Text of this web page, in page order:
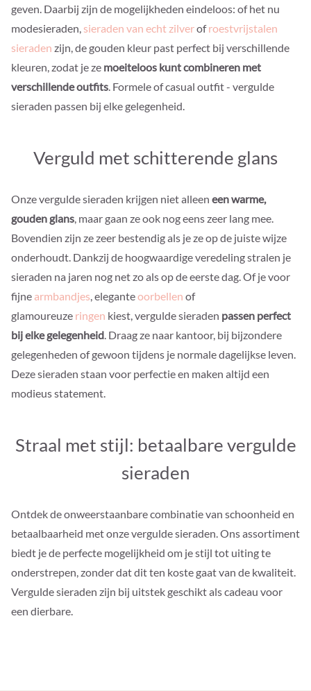
geven. Daarbij zijn de mogelijkheden eindeloos: of het nu
modesieraden, sieraden van echt zilverofroestvrijstalen
sieraden zijn, de gouden kleur past perfect bij verschillende
kleuren, zodat je ze moeiteloos kunt combineren met
verschillende outfits. Formele of casual outfit - vergulde
sieraden passen bij elke gelegenheid.
Verguld met schitterende glans
Onze vergulde sieraden krijgen niet alleen een warme,
gouden glans, maar gaan ze ook nog eens zeer lang mee.
Bovendien zijn ze zeer bestendig als je ze op de juiste wijze
onderhoudt. Dankzij de hoogwaardige veredeling stralen je
sieraden na jaren nog net zo als op de eerste dag. Of je voor
fijne armbandjes, eleganteoorbellen of
glamoureuze ringen kiest, vergulde sieraden passen perfect
bij elke gelegenheid. Draag ze naar kantoor, bij bijzondere
gelegenheden of gewoon tijdens je normale dagelijkse leven.
Deze sieraden staan voor perfectie en maken altijd een
modieus statement.
Straal met stijl: betaalbare vergulde
sieraden
Ontdek de onweerstaanbare combinatie van schoonheid en
betaalbaarheid met onze vergulde sieraden. Ons assortiment
biedt je de perfecte mogelijkheid om je stijl tot uiting te
onderstrepen, zonder dat dit ten koste gaat van de kwaliteit.
Vergulde sieraden zijn bij uitstek geschikt als cadeau voor
een dierbare.